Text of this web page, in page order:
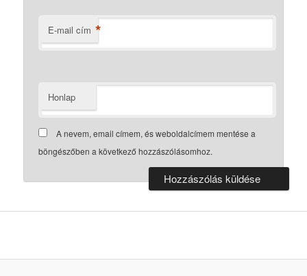
E-mail cím *
Honlap
A nevem, email címem, és weboldalcímem mentése a
böngészőben a következő hozzászólásomhoz.